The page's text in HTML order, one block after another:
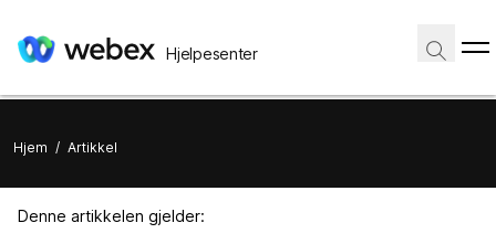
Hjelpesenter
Hjem / Artikkel
Denne artikkelen gjelder: